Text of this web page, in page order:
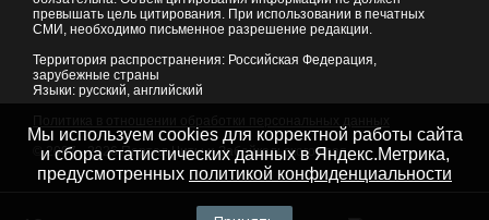
превышать цель цитирования. При использовании в печатных
СМИ, необходимо письменное разрешение редакции.
Территория распространения: Российская Федерация,
зарубежные страны
Языки: русский, английский
© 2007 - 2026Портал Читы и Забайкальского края
Мы используем cookies для корректной работы сайта
и сбора статистических данных в Яндекс.Метрика,
предусмотренных политикой конфиденциальности